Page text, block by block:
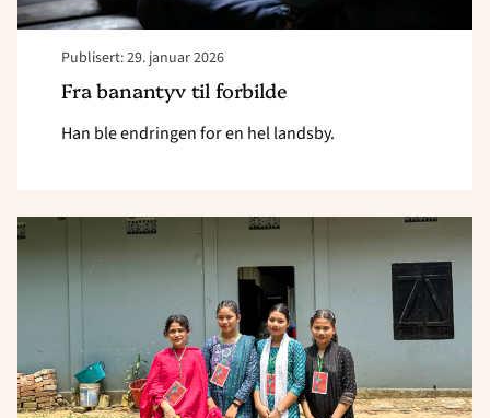
Publisert: 29. januar 2026
Fra banantyv til forbilde
Han ble endringen for en hel landsby.
Read
article
"50
med
trygghet"